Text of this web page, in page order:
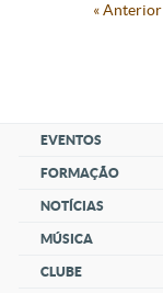
« Anterior
EVENTOS
FORMAÇÃO
NOTÍCIAS
MÚSICA
CLUBE